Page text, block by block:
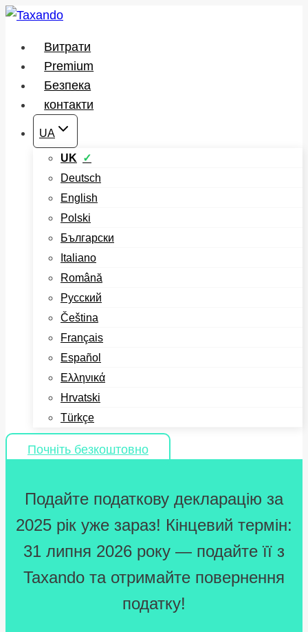
Перейти
вмісту
Витрати
Premium
Безпека
контакти
UA
UK
Deutsch
English
Polski
Български
Italiano
Română
Русский
Čeština
Français
Español
Ελληνικά
Hrvatski
Türkçe
Почніть безкоштовно
Подайте податкову декларацію за
2025 рік уже зараз! Кінцевий термін:
31 липня 2026 року — подайте її з
Taxando та отримайте повернення
податку!